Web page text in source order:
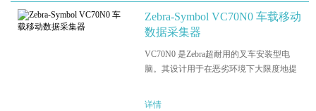
部工业级耳机能够为您提供所需的一切 —
耐用的设计确保了…
Zebra-Symbol VC70N0 车载移动
数据采集器
VC70N0 是Zebra超耐用的叉车安装型电
脑。其设计用于在恶劣环境下大限度地提
能的无线网络，支持在装货码头、冷藏库
详情